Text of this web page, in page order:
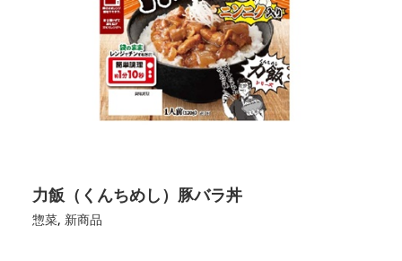
力飯（くんちめし）豚バラ丼
惣菜, 新商品